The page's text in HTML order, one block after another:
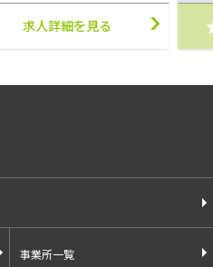
求人詳細を見る
事業所一覧